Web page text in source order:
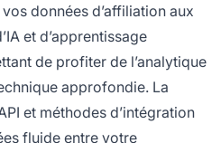
données d’affiliation aux
et d’apprentissage
de profiter de l’analytique
approfondie. La
et méthodes d’intégration
fluide entre votre